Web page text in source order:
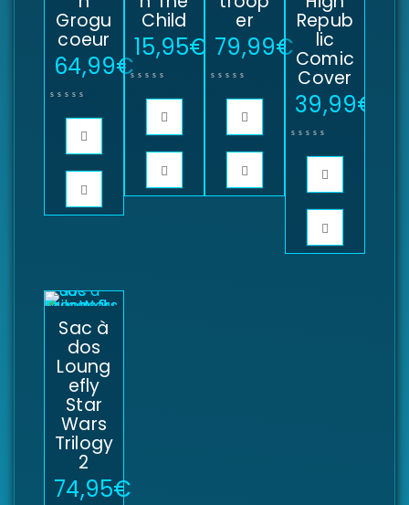
Grogu
coeur
64,99€
Child
15,95€
er
79,99€
Repub
lic
Comic
Cover
39,99€
Sac à
dos
Loung
efly
Star
Wars
Trilogy
2
74,95€